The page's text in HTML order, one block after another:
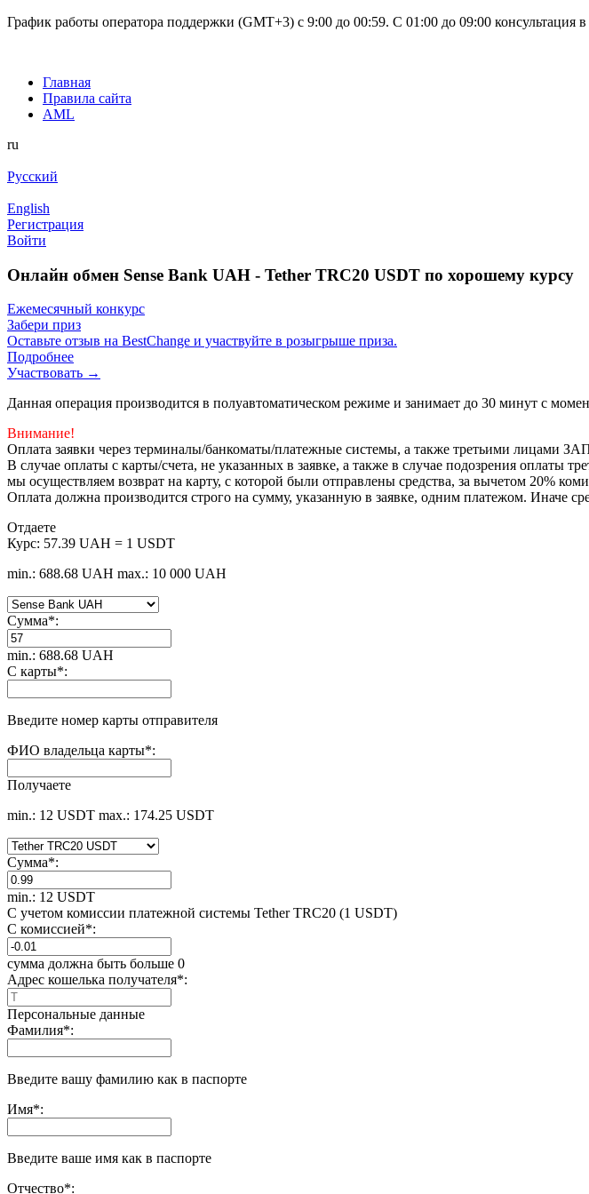
График работы оператора поддержки (GMT+3) c 9:00 до 00:59. С 01:00 до 09:00 консультация
Главная
Правила сайта
AML
ru
Русский
English
Регистрация
Войти
Онлайн обмен Sense Bank UAH - Tether TRC20 USDT по хорошему курсу
Ежемесячный конкурс
Забери приз
Оставьте отзыв на BestChange и участвуйте в розыгрыше приза.
Подробнее
Участвовать →
Данная операция производится в полуавтоматическом режиме и занимает до 30 минут с
Внимание!
Оплата заявки через терминалы/банкоматы/платежные системы, а также третьими лицами
В случае оплаты с карты/счета, не указанных в заявке, а также в случае подозрения оплаты
мы осуществляем возврат на карту, с которой были отправлены средства, за вычетом 20%
Оплата должна производится строго на сумму, указанную в заявке, одним платежом. Иначе
Отдаете
Курс: 57.39 UAH = 1 USDT
min.: 688.68 UAH max.: 10 000 UAH
Сумма*:
min.: 688.68 UAH
С карты*:
Введите номер карты отправителя
ФИО владельца карты*:
Получаете
min.: 12 USDT max.: 174.25 USDT
Сумма*:
min.: 12 USDT
С учетом комиссии платежной системы Tether TRC20 (1 USDT)
С комиссией*:
сумма должна быть больше 0
Адрес кошелька получателя*:
Персональные данные
Фамилия*:
Введите вашу фамилию как в паспорте
Имя*:
Введите ваше имя как в паспорте
Отчество*: